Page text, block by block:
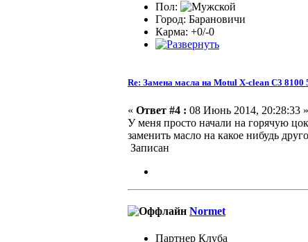
Пол:
Город: Барановичи
Карма: +0/-0
Re: Замена масла на Motul X-clean C3 8100
« Ответ #4 : 08 Июнь 2014, 20:28:33 »
У меня просто начали на горячую
заменить масло на какое нибудь
Записан
Normet
Партнер Клуба